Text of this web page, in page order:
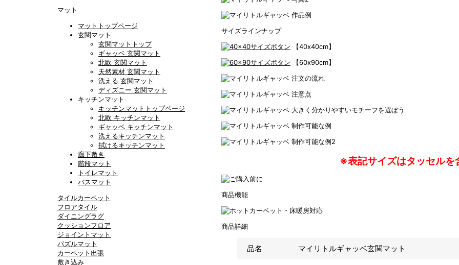
マット
マットトップページ
玄関マット
玄関マットトップ
ギャッベ 玄関マット
北欧 玄関マット
天然素材 玄関マット
洗える 玄関マット
ディズニー 玄関マット
キッチンマット
キッチンマットトップページ
北欧 キッチンマット
ギャッベ キッチンマット
洗えるキッチンマット
拭けるキッチンマット
廊下敷き
階段マット
トイレマット
バスマット
タイルカーペット
フロアタイル
ダイニングラグ
クッションフロア
ジョイントマット
パズルマット
カーペット出張
敷き込み
サイズラインナップ
【40x40cm】
【60x90cm】
※表記サイズはタッセルを
商品機能
商品詳細
品名 マイリトルギャッベ玄関マット